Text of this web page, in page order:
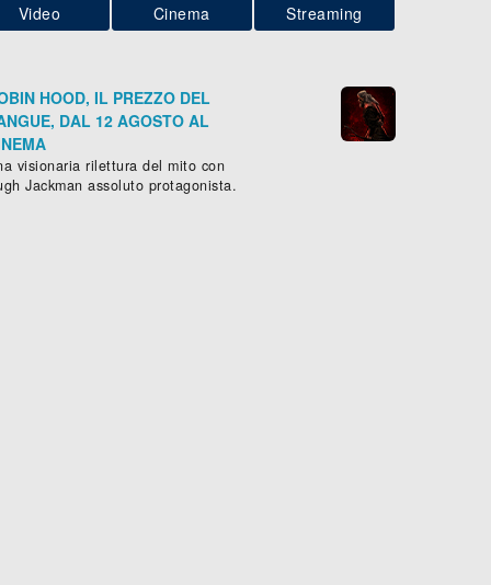
Video Cinema Streaming
HOOD, IL PREZZO DEL
DAL 12 AGOSTO AL
visionaria rilettura del mito con
Jackman assoluto protagonista.